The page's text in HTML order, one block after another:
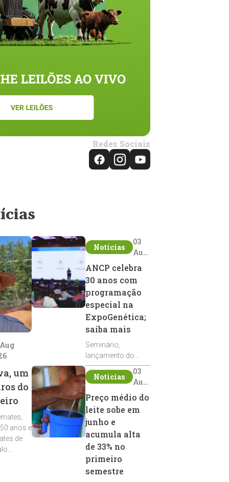
Redes Sociais
um
do
anos e
de
Notícias
03
Aug
ANCP celebra
30 anos com
programação
especial na
ExpoGenética;
saiba mais
Seminário,
lançamento do
Sumário de Touros,
debates, podcast,
reprodutores e
homenagens
integram a
programação da
entidade durante a
ExpoGenética 2026
Notícias
03
Aug
2026
Preço médio do
leite sobe em
junho e
acumula alta
de 33% no
primeiro
semestre